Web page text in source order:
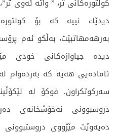
کولتورەکانی تر، ” واتە ئەوی
دیدێك نییە كە بۆ
بەرهەمهاتبێت، بەڵكو ئەم
دیدە جیاوازەکانی خودی
ئامادەیی هەیە کە بەردەوام
سەركوتكراون. فوکۆ لە
دروسبوونی نەخۆشخانەی
دەیەوێت مێژووی دروستبوونی